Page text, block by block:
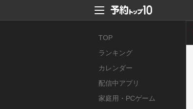
TOP
ランキング
カレンダー
配信中アプリ
家庭用・PCゲーム